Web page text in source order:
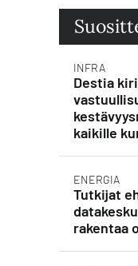
INFRA
Destia
kaikille
ENERGIA
Tutkijat
rakentaa